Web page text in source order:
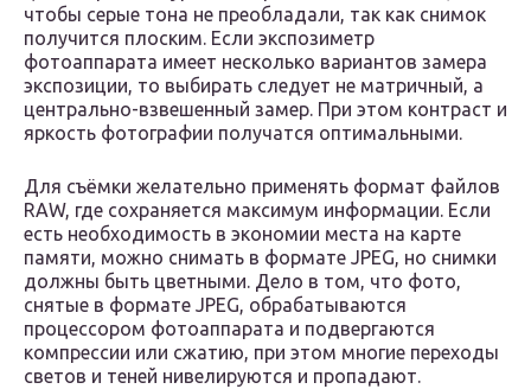
чтобы серые тона не преобладали, так как снимок
получится плоским. Если экспозиметр
фотоаппарата имеет несколько вариантов замера
экспозиции, то выбирать следует не матричный, а
центрально-взвешенный замер. При этом контраст и
яркость фотографии получатся оптимальными.
Для съёмки желательно применять формат файлов
RAW, где сохраняется максимум информации. Если
есть необходимость в экономии места на карте
памяти, можно снимать в формате JPEG, но снимки
должны быть цветными. Дело в том, что фото,
снятые в формате JPEG, обрабатываются
процессором фотоаппарата и подвергаются
компрессии или сжатию, при этом многие переходы
светов и теней нивелируются и пропадают.